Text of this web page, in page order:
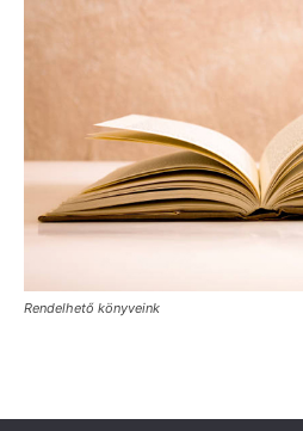
Rendelhető könyveink